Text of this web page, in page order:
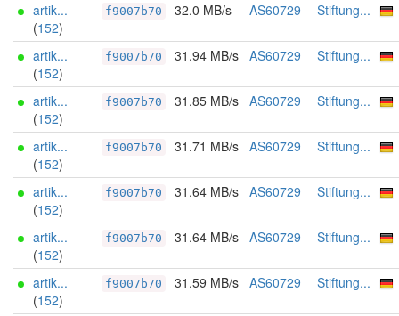
artik...
(152)
f9007b70 32.0 MB/s AS60729 Stiftung...
artik...
(152)
f9007b70 31.94 MB/s AS60729 Stiftung...
artik...
(152)
f9007b70 31.85 MB/s AS60729 Stiftung...
artik...
(152)
f9007b70 31.71 MB/s AS60729 Stiftung...
artik...
(152)
f9007b70 31.64 MB/s AS60729 Stiftung...
artik...
(152)
f9007b70 31.64 MB/s AS60729 Stiftung...
artik...
(152)
f9007b70 31.59 MB/s AS60729 Stiftung...